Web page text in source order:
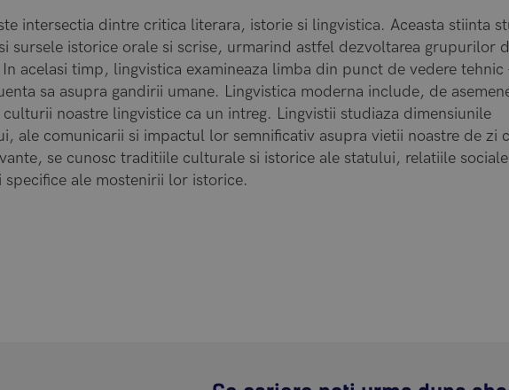
intersectia dintre critica literara, istorie si lingvistica. Aceasta stiinta
sursele istorice orale si scrise, urmarind astfel dezvoltarea grupurilor
acelasi timp, lingvistica examineaza limba din punct de vedere tehnic
sa asupra gandirii umane. Lingvistica moderna include, de
noastre lingvistice ca un intreg. Lingvistii studiaza dimensiunile
ale comunicarii si impactul lor semnificativ asupra vietii noastre de zi
se cunosc traditiile culturale si istorice ale statului, relatiile
specifice ale mostenirii lor istorice.